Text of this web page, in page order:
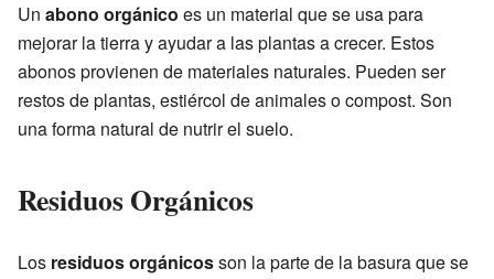
Un abono orgánico es un material que se usa para
mejorar la tierra y ayudar a las plantas a crecer. Estos
abonos provienen de materiales naturales. Pueden ser
restos de plantas, estiércol de animales o compost. Son
una forma natural de nutrir el suelo.
Residuos Orgánicos
Los residuos orgánicosson la parte de la basura que se